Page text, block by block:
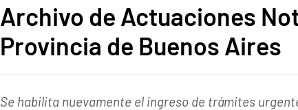
Archivo de Actuaciones
Provincia de Buenos Aires
Se habilita nuevamente el ingreso de trámites